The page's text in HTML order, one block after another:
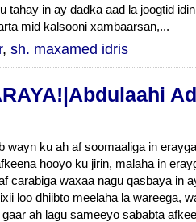
tahay in ay dadka aad la joogtid
mid kalsooni xambaarsan,...
, sh. maxamed idris
wayn ku ah af soomaaliga in
hooyo ku jirin, malaha in
carabiga waxaa nagu qasbaya in
loo dhiibto meelaha la wareega,
ah lagu sameeyo sababta